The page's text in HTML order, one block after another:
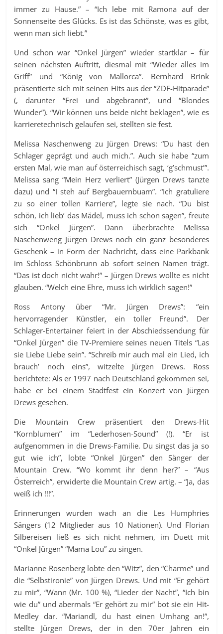
immer zu Hause.” – “Ich lebe mit Ramona auf der
Sonnenseite des Glücks. Es ist das Schönste, was es gibt,
wenn man sich liebt.”
Und schon war “Onkel Jürgen” wieder startklar – für
seinen nächsten Auftritt, diesmal mit “Wieder alles im
Griff” und “König von Mallorca”. Bernhard Brink
präsentierte sich mit seinen Hits aus der “ZDF-Hitparade”
(, darunter “Frei und abgebrannt”, und “Blondes
Wunder”). “Wir können uns beide nicht beklagen”, wie es
karrieretechnisch gelaufen sei, stellten sie fest.
Melissa Naschenweng zu Jürgen Drews: “Du hast den
Schlager geprägt und auch mich.”. Auch sie habe “zum
ersten Mal, wie man auf österreichisch sagt, ‘g’schmust’”.
Melissa sang “Mein Herz verliert” (Jürgen Drews tanzte
dazu) und “I steh auf Bergbauernbuam”. “Ich gratuliere
zu so einer tollen Karriere”, legte sie nach. “Du bist
schön, ich lieb’ das Mädel, muss ich schon sagen”, freute
sich “Onkel Jürgen”. Dann überbrachte Melissa
Naschenweng Jürgen Drews noch ein ganz besonderes
Geschenk – in Form der Nachricht, dass eine Parkbank
im Schloss Schönbrunn ab sofort seinen Namen trägt.
“Das ist doch nicht wahr!” – Jürgen Drews wollte es nicht
glauben. “Welch eine Ehre, muss ich wirklich sagen!”
Ross Antony über “Mr. Jürgen Drews”: “ein
hervorragender Künstler, ein toller Freund”. Der
Schlager-Entertainer feiert in der Abschiedssendung für
“Onkel Jürgen” die TV-Premiere seines neuen Titels “Las
sie Liebe Liebe sein”. “Schreib mir auch mal ein Lied, ich
brauch’ noch eins”, witzelte Jürgen Drews. Ross
berichtete: Als er 1997 nach Deutschland gekommen sei,
habe er bei einem Stadtfest ein Konzert von Jürgen
Drews gesehen.
Die Mountain Crew präsentiert den Drews-Hit
“Kornblumen” im “Lederhosen-Sound” (!). “Er ist
aufgenommen in die Drews-Familie. Du singst das ja so
gut wie ich”, lobte “Onkel Jürgen” den Sänger der
Mountain Crew. “Wo kommt ihr denn her?” – “Aus
Österreich”, erwiderte die Mountain Crew artig. – “Ja, das
weiß ich !!!”.
Erinnerungen wurden wach an die Les Humphries
Sängers (12 Mitglieder aus 10 Nationen). Und Florian
Silbereisen ließ es sich nicht nehmen, im Duett mit
“Onkel Jürgen” “Mama Lou” zu singen.
Marianne Rosenberg lobte den “Witz”, den “Charme” und
die “Selbstironie” von Jürgen Drews. Und mit “Er gehört
zu mir”, “Wann (Mr. 100 %), “Lieder der Nacht”, “Ich bin
wie du” und abermals “Er gehört zu mir” bot sie ein Hit-
Medley dar. “Mariandl, du hast einen Umhang an!”,
stellte Jürgen Drews, der in den 70er Jahren ein